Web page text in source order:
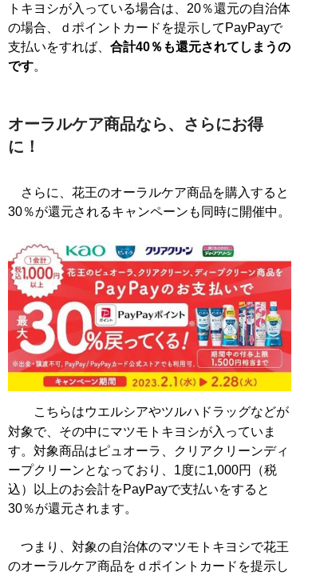
トキヨシが入っている場合は、20％還元の自治体
の場合、ｄポイントカードを提示してPayPayで
支払いをすれば、 合計40％も還元されてしまうの
です。
オーラルケア商品なら、さらにお得
に！
さらに、花王のオーラルケア商品を購入すると
30％が還元されるキャンペーンも同時に開催中。
こちらはウエルシアやツルハドラッグなどが
対象で、その中にマツモトキヨシが入っていま
す。対象商品はピュオーラ、クリアクリーンディ
ープクリーンとなっており、1度に1,000円（税
込）以上のお会計をPayPayで支払いをすると
30％が還元されます。
つまり、対象の自治体のマツモトキヨシで花王
のオーラルケア商品をｄポイントカードを提示し